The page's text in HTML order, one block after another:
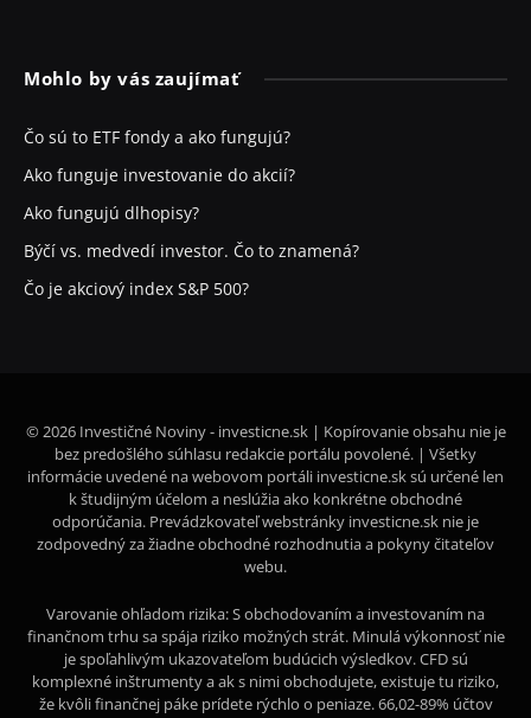
Mohlo by vás zaujímať
Čo sú to ETF fondy a ako fungujú?
Ako funguje investovanie do akcií?
Ako fungujú dlhopisy?
Býčí vs. medvedí investor. Čo to znamená?
Čo je akciový index S&P 500?
© 2026 Investičné Noviny - investicne.sk | Kopírovanie obsahu nie je
bez predošlého súhlasu redakcie portálu povolené. | Všetky
informácie uvedené na webovom portáli investicne.sk sú určené len
k študijným účelom a neslúžia ako konkrétne obchodné
odporúčania. Prevádzkovateľ webstránky investicne.sk nie je
zodpovedný za žiadne obchodné rozhodnutia a pokyny čitateľov
webu.
Varovanie ohľadom rizika: S obchodovaním a investovaním na
finančnom trhu sa spája riziko možných strát. Minulá výkonnosť nie
je spoľahlivým ukazovateľom budúcich výsledkov. CFD sú
komplexné inštrumenty a ak s nimi obchodujete, existuje tu riziko,
že kvôli finančnej páke prídete rýchlo o peniaze. 66,02-89% účtov